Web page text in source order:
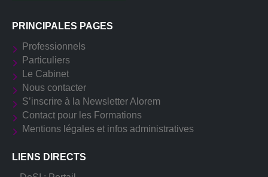
PRINCIPALES PAGES
Professionnels
Particuliers
Le Cabinet
Nous contacter
S’inscrire à la Newsletter Alorem
Contact pour les Formations
Mentions légales et infos administratives
LIENS DIRECTS